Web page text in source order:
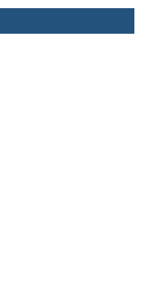
ফিরে পেল আদ্-দ্বীন